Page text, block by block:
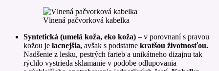
Vlnená pačvorková kabelka
Syntetická (umelá koža, eko koža) –v porovnaní s pravou
kožou je lacnejšia, avšak s podstatne kratšou životnosťou.
Nadšenie z lesku, pestrých farieb a unikátneho dizajnu tak
rýchlo vystrieda sklamanie v podobe odlupovania